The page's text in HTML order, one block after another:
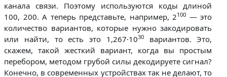
канала связи. Поэтому используются коды длиной
100, 200. А теперь представьте, например, 2100 — это
количество вариантов, которые нужно закодировать
или найти, то есть это 1,267·1030вариантов. Это,
скажем, такой жесткий вариант, когда вы простым
перебором, методом грубой силы декодируете сигнал?
Конечно, в современных устройствах так не делают, то